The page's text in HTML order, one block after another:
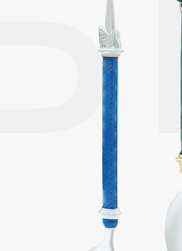
их фланелевой или